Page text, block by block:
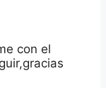
con el